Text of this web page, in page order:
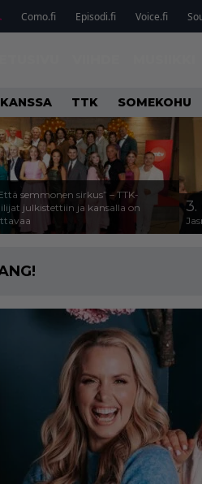
Como.fi Episodi.fi Voice.fi
TTK SOMEKOHU
semmonen sirkus” – TTK-
julkistettiin ja kansalla on
3.